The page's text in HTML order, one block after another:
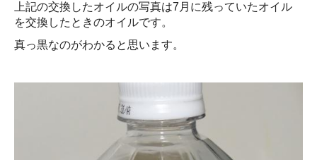
上記の交換したオイルの写真は7月に残っていたオイル
を交換したときのオイルです。
真っ黒なのがわかると思います。